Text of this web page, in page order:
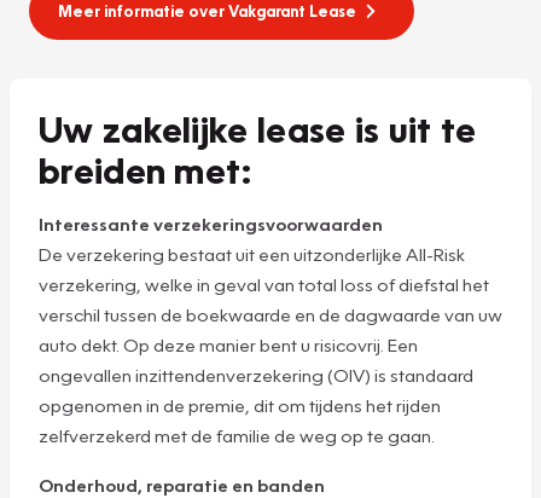
Meer informatie over Vakgarant Lease
Uw zakelijke lease is uit te
breiden met:
Interessante verzekeringsvoorwaarden
De verzekering bestaat uit een uitzonderlijke All-Risk
verzekering, welke in geval van total loss of diefstal het
verschil tussen de boekwaarde en de dagwaarde van uw
auto dekt. Op deze manier bent u risicovrij. Een
ongevallen inzittendenverzekering (OIV) is standaard
opgenomen in de premie, dit om tijdens het rijden
zelfverzekerd met de familie de weg op te gaan.
Onderhoud, reparatie en banden